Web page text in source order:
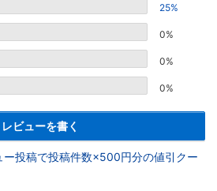
25%
0%
0%
0%
レビューを書く
投稿で投稿件数×500円分の値引クー